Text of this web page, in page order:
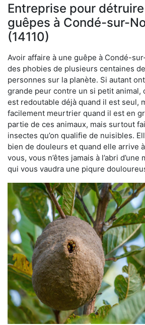
Entreprise pour
guêpes à Condé-sur-
(14110)
Avoir affaire à une guêpe à Condé-
des phobies de plusieurs centaines
personnes sur la planète. Si autant
grande peur contre un si petit animal,
est redoutable déjà quand il est seul,
facilement meurtrier quand il est en
partie de ces animaux, mais surtout
insectes qu’on qualifie de nuisibles.
bien de douleurs et quand elle arrive
vous, vous n’êtes jamais à l’abri
qui vous vaudra une piqure